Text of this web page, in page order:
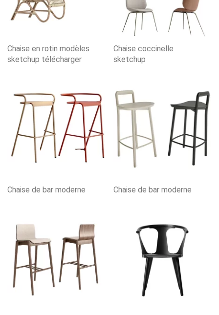
Chaise en rotin modèles
sketchup télécharger
Chaise coccinelle
sketchup
Chaise de bar moderne Chaise de bar moderne